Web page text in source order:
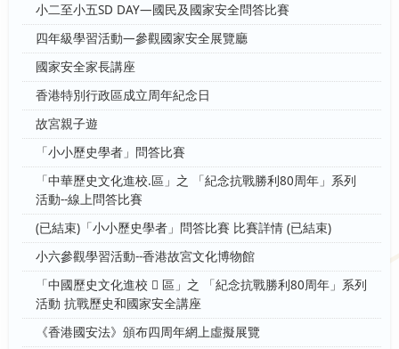
小二至小五SD DAY—國民及國家安全問答比賽
四年級學習活動—參觀國家安全展覽廳
國家安全家長講座
香港特別行政區成立周年紀念日
故宮親子遊
「小小歷史學者」問答比賽
「中華歷史文化進校.區」之 「紀念抗戰勝利80周年」系列
活動--線上問答比賽
(已結束)「小小歷史學者」問答比賽 比賽詳情 (已結束)
小六參觀學習活動--香港故宮文化博物館
「中國歷史文化進校  區」之 「紀念抗戰勝利80周年」系列
活動 抗戰歷史和國家安全講座
《香港國安法》頒布四周年網上虛擬展覽